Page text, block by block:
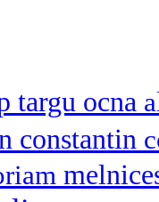
targu ocna
constantin